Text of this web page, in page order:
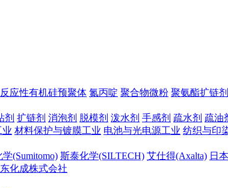
反应性有机硅预聚体 氮丙啶 聚合物微粉 聚氨酯扩链
剂 扩链剂 消泡剂 脱模剂 泼水剂 手感剂 疏水剂 疏油
业 材料保护与镀膜工业 电池与光电源工业 纺织与印
(Sumitomo) 斯泰化学(SILTECH) 艾仕得(Axalta) 日
化成株式会社